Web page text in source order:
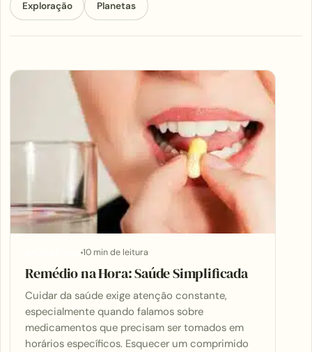
Exploração Planetas
Articles
10 min de leitura
Remédio na Hora: Saúde Simplificada
Cuidar da saúde exige atenção constante,
especialmente quando falamos sobre
medicamentos que precisam ser tomados em
horários específicos. Esquecer um comprimido